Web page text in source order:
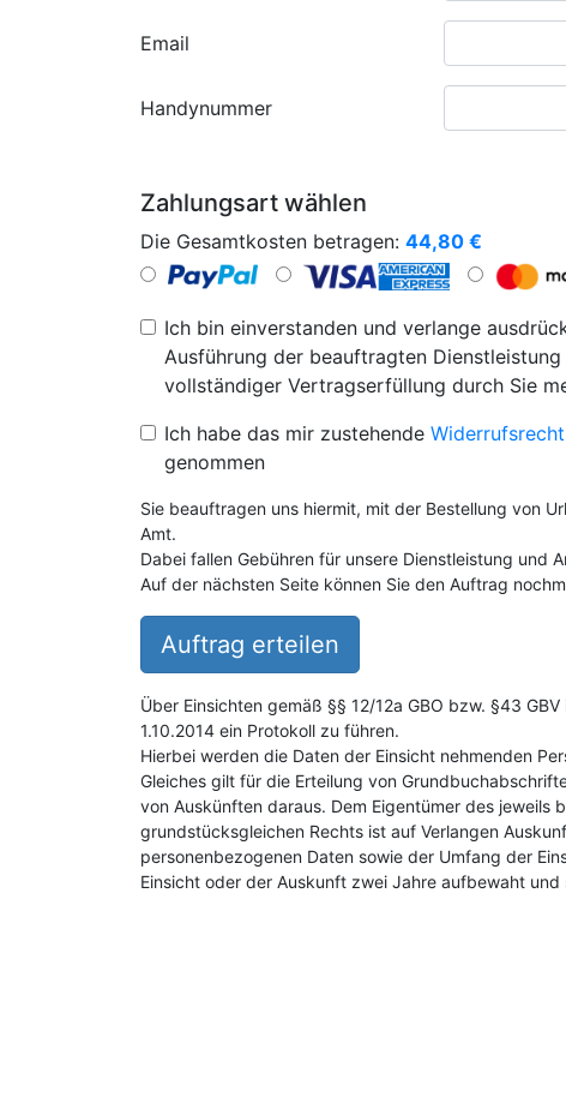
Email
Handynummer
Zahlungsart wählen
Die Gesamtkosten betragen: 44,80 €
Ich bin einverstanden und verlange
Ausführung der beauftragten
vollständiger Vertragserfüllung durch Sie
Ich habe das mir zustehende Widerrufsrecht
genommen
Sie beauftragen uns hiermit, mit der Bestellung von
Amt.
Dabei fallen Gebühren für unsere Dienstleistung und
Auf der nächsten Seite können Sie den Auftrag
Auftrag erteilen
Über Einsichten gemäß §§ 12/12a GBO bzw. §43
1.10.2014 ein Protokoll zu führen.
Hierbei werden die Daten der Einsicht nehmenden
Gleiches gilt für die Erteilung von
von Auskünften daraus. Dem Eigentümer des
grundstücksgleichen Rechts ist auf Verlangen
personenbezogenen Daten sowie der Umfang der
Einsicht oder der Auskunft zwei Jahre aufbewaht und